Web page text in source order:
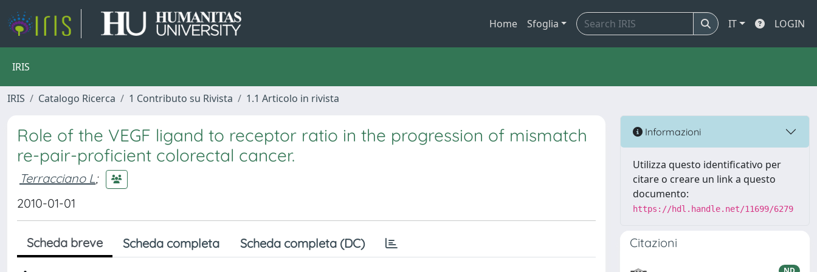
Home Sfoglia IT LOGIN
IRIS
IRIS Catalogo Ricerca 1 Contributo su Rivista 1.1 Articolo in rivista
Role of the VEGF ligand to receptor ratio in the progression of mismatch
re-pair-proficient colorectal cancer.
Terracciano L;
2010-01-01
Scheda breve Scheda completa Scheda completa (DC)
Informazioni
Utilizza questo identificativo per
citare o creare un link a questo
documento:
https://hdl.handle.net/11699/6279
Citazioni